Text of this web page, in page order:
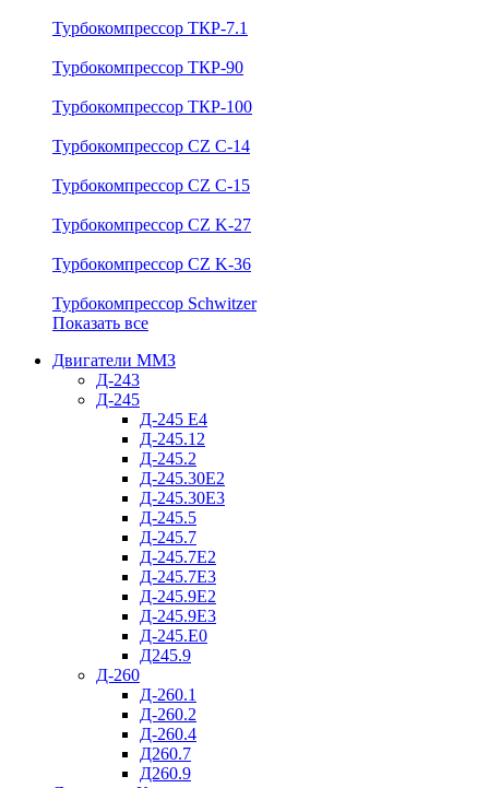
Турбокомпрессор ТКР-7.1
Турбокомпрессор ТКР-90
Турбокомпрессор ТКР-100
Турбокомпрессор CZ C-14
Турбокомпрессор CZ C-15
Турбокомпрессор CZ K-27
Турбокомпрессор CZ K-36
Турбокомпрессор Schwitzer
Показать все
Двигатели ММЗ
Д-243
Д-245
Д-245 Е4
Д-245.12
Д-245.2
Д-245.30Е2
Д-245.30Е3
Д-245.5
Д-245.7
Д-245.7Е2
Д-245.7Е3
Д-245.9Е2
Д-245.9Е3
Д-245.Е0
Д245.9
Д-260
Д-260.1
Д-260.2
Д-260.4
Д260.7
Д260.9